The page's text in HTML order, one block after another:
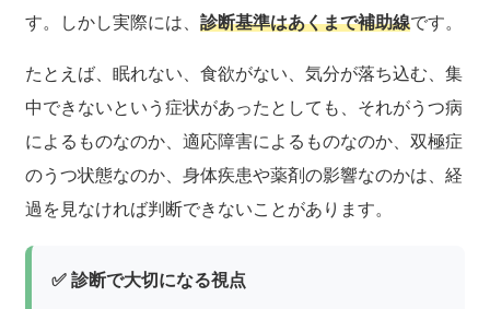
す。しかし実際には、診断基準はあくまで補助線です。
たとえば、眠れない、食欲がない、気分が落ち込む、集
中できないという症状があったとしても、それがうつ病
によるものなのか、適応障害によるものなのか、双極症
のうつ状態なのか、身体疾患や薬剤の影響なのかは、経
過を見なければ判断できないことがあります。
✅ 診断で大切になる視点